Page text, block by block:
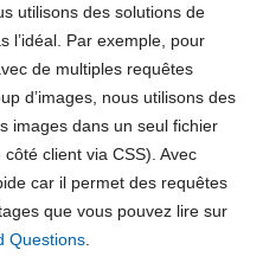
utilisons des solutions de
l’idéal. Par exemple, pour
de multiples requêtes
d’images, nous utilisons des
images dans un seul fichier
client via CSS). Avec
car il permet des requêtes
que vous pouvez lire sur
Questions